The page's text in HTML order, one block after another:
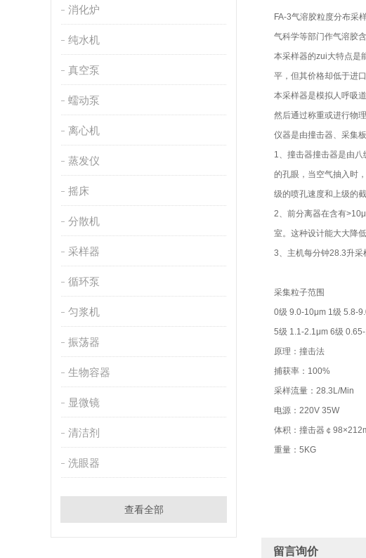
消化炉
纯水机
真空泵
蠕动泵
离心机
蒸发仪
摇床
分散机
采样器
循环泵
匀浆机
振荡器
生物容器
显微镜
清洁剂
洗眼器
查看全部
FA-3气溶胶粒度分布采
气科学等部门作气溶胶
本采样器的zui大特点是
平，但其价格却低于进
本采样器是模拟人呼吸
然后通过称重或进行物
仪器是由撞击器、采集
1、撞击器撞击器是由
的孔眼，当空气抽入时
级的喷孔速度和上级的
2、前分离器在含有
室。这种设计能大大降
3、主机每分钟28.3升采
采集粒子范围
0级 9.0-10μm 1级 5.8-
5级 1.1-2.1μm 6级
原理：撞击法
捕获率：100%
采样流量：28.3L/Min
电源：220V 35W
体积：撞击器￠
重量：5KG
留言询价